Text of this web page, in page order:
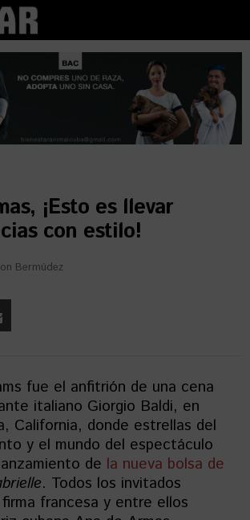
¡Esto es llevar
con estilo!
Bermúdez
fue el anfitrión de una cena
italiano Giorgio Baldi, en
California, donde estrellas del
y el mundo del espectáculo
de la nueva bolsa de
. Todos los invitados
francesa y entre ellos